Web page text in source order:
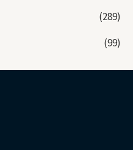
(289)
(99)